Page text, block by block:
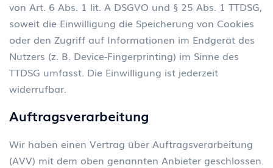
von Art. 6 Abs. 1 lit. A DSGVO und § 25 Abs. 1 TTDSG,
soweit die Einwilligung die Speicherung von Cookies
oder den Zugriff auf Informationen im Endgerät des
Nutzers (z. B. Device-Fingerprinting) im Sinne des
TTDSG umfasst. Die Einwilligung ist jederzeit
widerrufbar.
Auftragsverarbeitung
Wir haben einen Vertrag über Auftragsverarbeitung
(AVV) mit dem oben genannten Anbieter geschlossen.